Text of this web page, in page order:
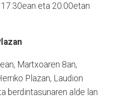
eta 20:00etan
Martxoaren 8an,
Plazan, Laudion
berdintasunaren alde lan